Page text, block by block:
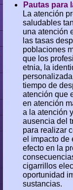
Pautas para
La atención
saludables
una atención
las tasas
poblaciones
que los
etnia, la
tiempo de
atención que
en atención
a la atención
ausencia del
para realizar
el impacto de
efecto en la
cigarrillos
oportunidad
sustancias.